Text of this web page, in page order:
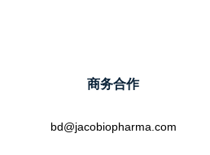
商务合作
bd@jacobiopharma.com